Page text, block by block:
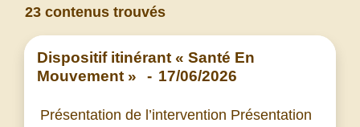
23 contenus trouvés
Dispositif itinérant « Santé En
Mouvement »
- 17/06/2026
Présentation de l’intervention Présentation